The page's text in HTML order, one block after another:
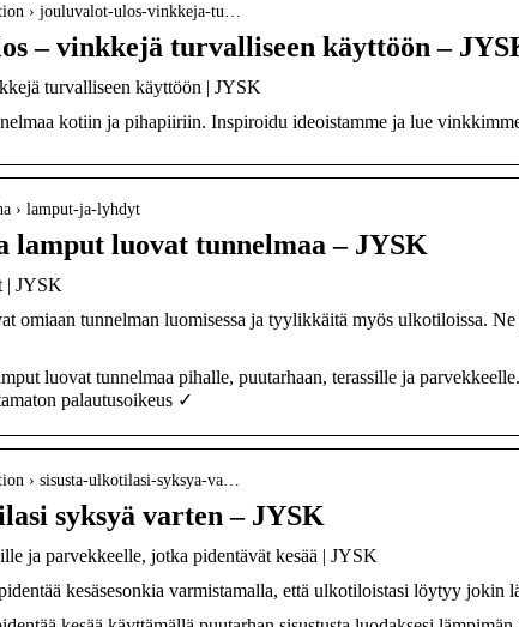
› jouluvalot-ulos-vinkkeja-tu…
– vinkkejä turvalliseen käyttöön –
turvalliseen käyttöön | JYSK
kotiin ja pihapiiriin. Inspiroidu ideoistamme ja lue
› lamput-ja-lyhdyt
lamput luovat tunnelmaa – JYSK
| JYSK
omiaan tunnelman luomisessa ja tyylikkäitä myös ulkotiloissa.
luovat tunnelmaa pihalle, puutarhaan, terassille ja
palautusoikeus ✓
› sisusta-ulkotilasi-syksya-va…
syksyä varten – JYSK
ja parvekkeelle, jotka pidentävät kesää | JYSK
kesäsesonkia varmistamalla, että ulkotiloistasi löytyy